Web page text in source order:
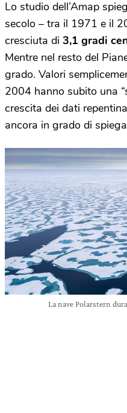
Lo studio dell’Amap
secolo – tra il 1971 e il
cresciuta di 3,1 gradi
Mentre nel resto del
grado. Valori
2004 hanno subito una
crescita dei dati
ancora in grado di
La nave Polarstern